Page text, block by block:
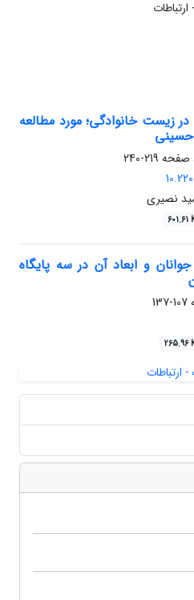
زیست خانوادگی؛ مورد مطالعه
حسینی
219-240
نصیری
601.61
و ابعاد آن در سه پایگاه
107-137
265.96